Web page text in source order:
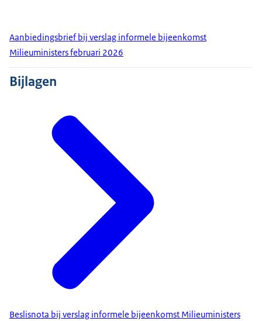
Aanbiedingsbrief bij verslag informele bijeenkomst
Milieuministers februari 2026
Bijlagen
Beslisnota bij verslag informele bijeenkomst Milieuministers